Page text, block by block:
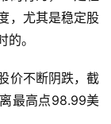
，尤其是稳定股
。
价不断阴跌，截
最高点98.99美